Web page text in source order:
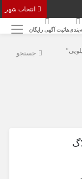
ثبت آگهی رایگان
جستجو